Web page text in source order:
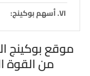
أسهم بوكينج:
من القوة